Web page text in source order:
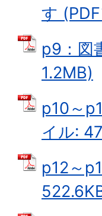
す
p9：図
1.2MB)
p10～
イル:
p12～